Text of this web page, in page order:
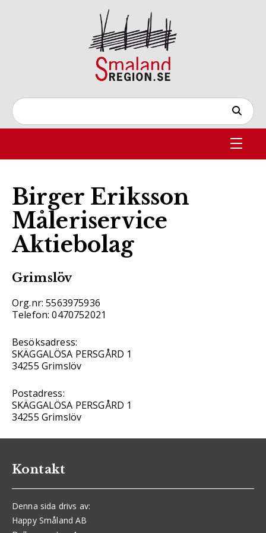
Birger Eriksson
Måleriservice
Aktiebolag
Grimslöv
Org.nr: 5563975936
Telefon: 0470752021
Besöksadress:
SKÄGGALÖSA PERSGÅRD 1
34255 Grimslöv
Postadress:
SKÄGGALÖSA PERSGÅRD 1
34255 Grimslöv
Kontakt
Denna sida drivs av:
Happy Småland AB